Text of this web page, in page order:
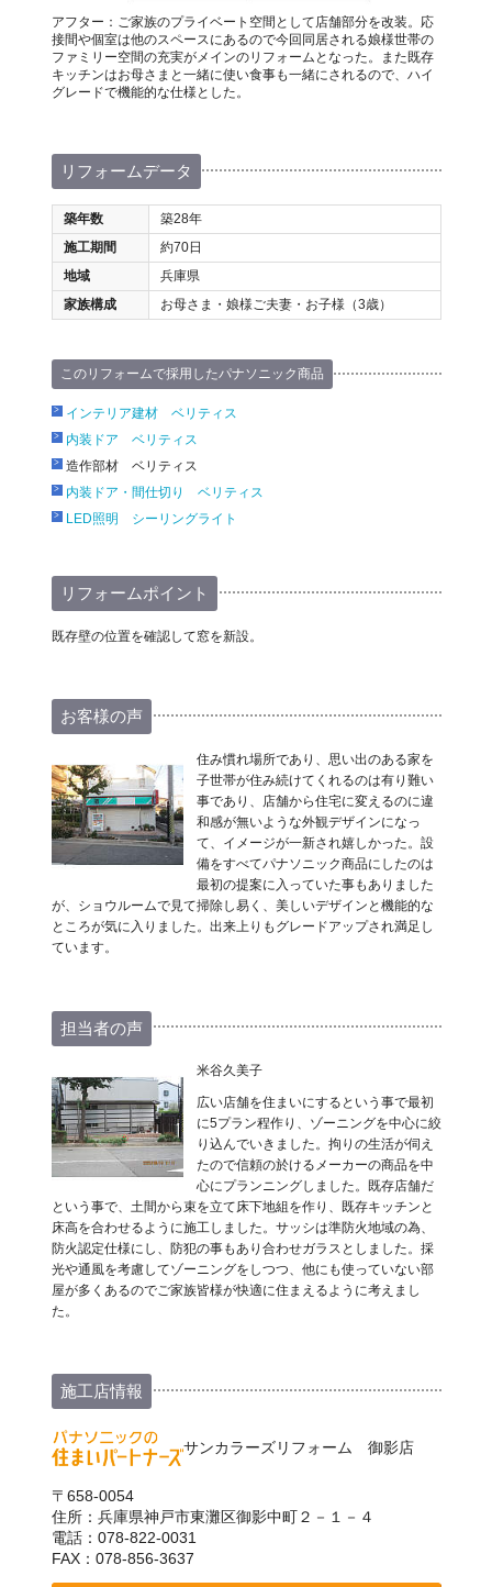
アフター：ご家族のプライベート空間として店舗部分を改装。応
接間や個室は他のスペースにあるので今回同居される娘様世帯の
ファミリー空間の充実がメインのリフォームとなった。また既存
キッチンはお母さまと一緒に使い食事も一緒にされるので、ハイ
グレードで機能的な仕様とした。
リフォームデータ
築年数
築28年
施工期間
約70日
地域
兵庫県
家族構成
お母さま・娘様ご夫妻・お子様（3歳）
このリフォームで採用したパナソニック商品
インテリア建材 ベリティス
内装ドア ベリティス
造作部材 ベリティス
内装ドア・間仕切り ベリティス
LED照明 シーリングライト
リフォームポイント
既存壁の位置を確認して窓を新設。
お客様の声
住み慣れ場所であり、思い出のある家を
子世帯が住み続けてくれるのは有り難い
事であり、店舗から住宅に変えるのに違
和感が無いような外観デザインになっ
て、イメージが一新され嬉しかった。設
備をすべてパナソニック商品にしたのは
最初の提案に入っていた事もありました
が、ショウルームで見て掃除し易く、美しいデザインと機能的な
ところが気に入りました。出来上りもグレードアップされ満足し
ています。
担当者の声
米谷久美子
広い店舗を住まいにするという事で最初
に5プラン程作り、ゾーニングを中心に絞
り込んでいきました。拘りの生活が伺え
たので信頼の於けるメーカーの商品を中
心にプランニングしました。既存店舗だ
という事で、土間から束を立て床下地組を作り、既存キッチンと
床高を合わせるように施工しました。サッシは準防火地域の為、
防火認定仕様にし、防犯の事もあり合わせガラスとしました。採
光や通風を考慮してゾーニングをしつつ、他にも使っていない部
屋が多くあるのでご家族皆様が快適に住まえるように考えまし
た。
施工店情報
サンカラーズリフォーム 御影店
〒658-0054
住所：兵庫県神戸市東灘区御影中町２－１－４
電話：078-822-0031
FAX：078-856-3637